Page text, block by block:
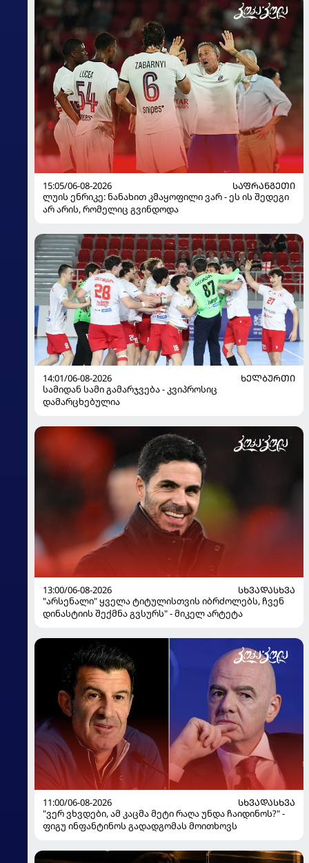
15:05/06-08-2026
ᲡᲐᲤᲠᲐᲜᲒᲔᲗᲘ
ლუის ენრიკე: ნანახით კმაყოფილი ვარ - ეს ის შედეგი
არ არის, რომელიც გვინდოდა
14:01/06-08-2026
ᲮᲔᲚᲑᲣᲠᲗᲘ
სამიდან სამი გამარჯვება - კვიპროსიც
დამარცხებულია
13:00/06-08-2026
ᲡᲮᲕᲐᲓᲐᲡᲮᲕᲐ
"არსენალი" ყველა ტიტულისთვის იბრძოლებს, ჩვენ
დინასტიის შექმნა გვსურს" - მიკელ არტეტა
11:00/06-08-2026
ᲡᲮᲕᲐᲓᲐᲡᲮᲕᲐ
"ვერ ვხვდები, ამ კაცმა მეტი რაღა უნდა ჩაიდინოს?" -
ფიგუ ინფანტინოს გადადგომას მოითხოვს